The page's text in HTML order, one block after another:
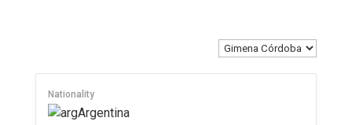
Nationality
Argentina